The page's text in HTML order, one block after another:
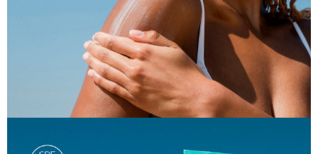
7-11取貨付款【優惠】
每筆NT$65，滿NT$999(含以上)免運費
999元付款後取貨(7-11)
每筆NT$65，滿NT$999(含以上)免運費
付款後7-11取貨【優惠】